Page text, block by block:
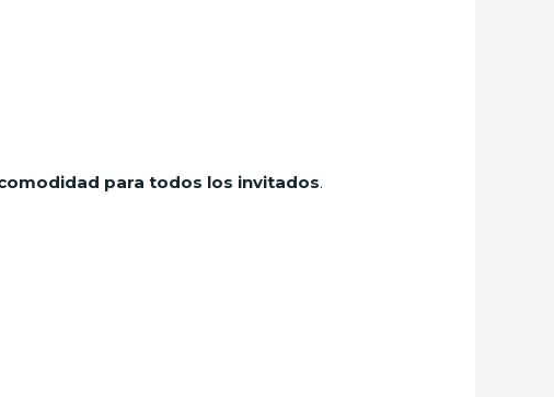
para todos los invitados.